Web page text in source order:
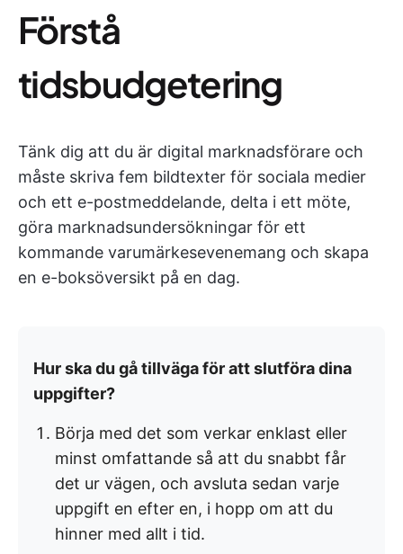
Förstå
tidsbudgetering
Tänk dig att du är digital marknadsförare och
måste skriva fem bildtexter för sociala medier
och ett e-postmeddelande, delta i ett möte,
göra marknadsundersökningar för ett
kommande varumärkesevenemang och skapa
en e-boksöversikt på en dag.
Hur ska du gå tillväga för att slutföra dina
uppgifter?
Börja med det som verkar enklast eller
minst omfattande så att du snabbt får
det ur vägen, och avsluta sedan varje
uppgift en efter en, i hopp om att du
hinner med allt i tid.